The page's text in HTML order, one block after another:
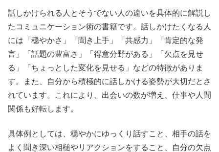
話しかけられる人とそうでない人の違いを具体的に解説し
たコミュニケーション術の書籍です。話しかけたくなる人
には「穏やかさ」「聞き上手」「共感力」「肯定的な発
言」「話題の豊富さ」「得意分野がある」「欠点を見せ
る」「ちょっとした変化を見せる」などの特徴がありま
す。また、自分から積極的に話しかける姿勢が大切だとさ
れています。これにより、出会いの数が増え、仕事や人間
関係も好転します。
具体例としては、穏やかにゆっくり話すこと、相手の話を
よく聞き深い相槌やリアクションをすること、自分の欠点